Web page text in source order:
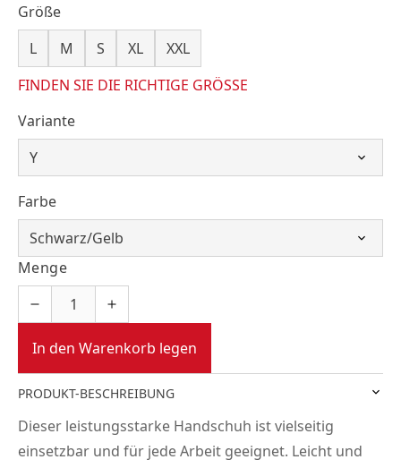
Größe
L
M S XL
XXL
FINDEN SIE DIE RICHTIGE GRÖSSE
Variante
Farbe
Menge
In den Warenkorb legen
PRODUKT-BESCHREIBUNG
Dieser leistungsstarke Handschuh ist vielseitig
einsetzbar und für jede Arbeit geeignet. Leicht und